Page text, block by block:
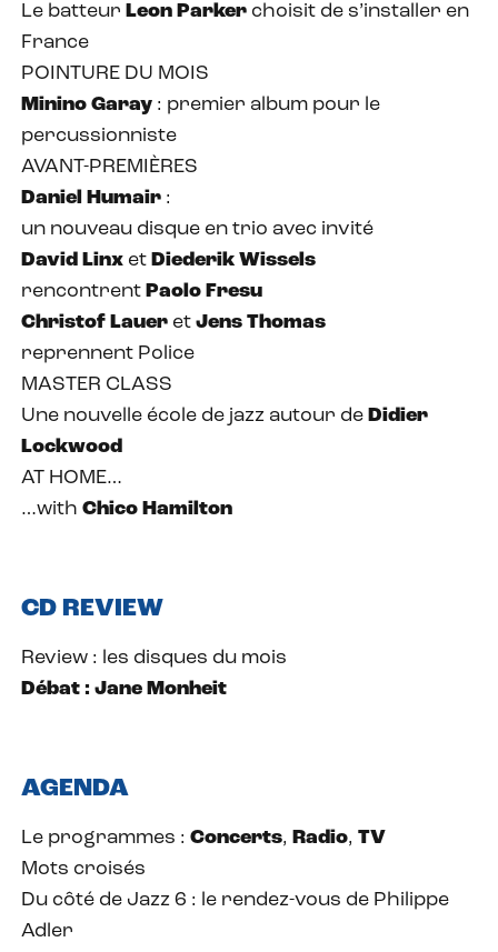
Le batteur Leon Parker choisit de s’installer en
France
POINTURE DU MOIS
Minino Garay : premier album pour le
percussionniste
AVANT-PREMIÈRES
Daniel Humair :
un nouveau disque en trio avec invité
David Linx et Diederik Wissels
rencontrent Paolo Fresu
Christof Lauer et Jens Thomas
reprennent Police
MASTER CLASS
Une nouvelle école de jazz autour de Didier
Lockwood
AT HOME…
…with Chico Hamilton
CD REVIEW
Review : les disques du mois
Débat : Jane Monheit
AGENDA
Le programmes : Concerts, Radio, TV
Mots croisés
Du côté de Jazz 6 : le rendez-vous de Philippe
Adler